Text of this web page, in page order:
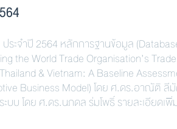
จำปี 2564 หลักการฐานข้อมูล
the World Trade Organisation’s
& Vietnam: A Baseline
Business Model) โดย ศ.ดร.อาณัติ ลีมั
บบ โดย ศ.ดร.นภดล ร่มโพธิ์ รายละเอียด